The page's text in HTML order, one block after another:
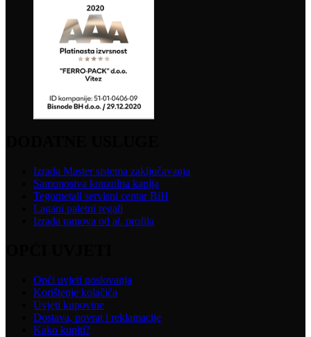
stranici
proizvoda
Izrada Master sistema zaključavanja
Samonosiva konzolna kapija
Tegometall servisni centar BiH
Lagani paletni regali
Izrada ramova od al. profila
Opći uvjeti poslovanja
Korištenje kolačića
Uvjeti kupovine
Dostava, povrat i reklamacije
Kako kupiti?